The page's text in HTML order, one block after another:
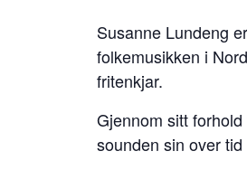
Susanne Lundeng
folkemusikken i
fritenkjar.
Gjennom sitt
sounden sin over